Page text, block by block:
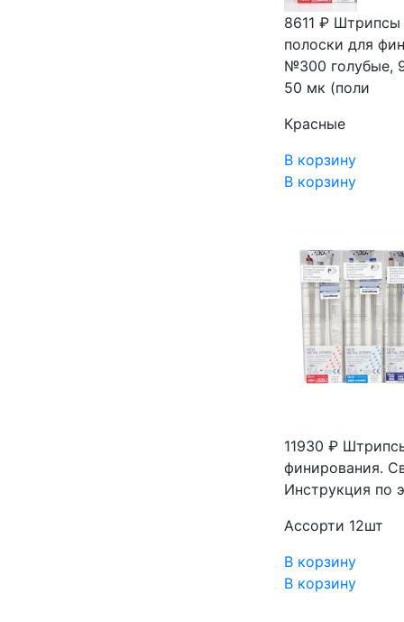
8611 ₽ Штрипсы
полоски для
№300 голубые,
50 мк (поли
Красные
В корзину
В корзину
11930 ₽
финирования.
Инструкция по
Ассорти 12шт
В корзину
В корзину